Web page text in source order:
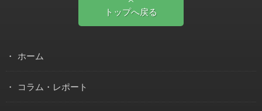
トップへ戻る
ホーム
コラム・レポート